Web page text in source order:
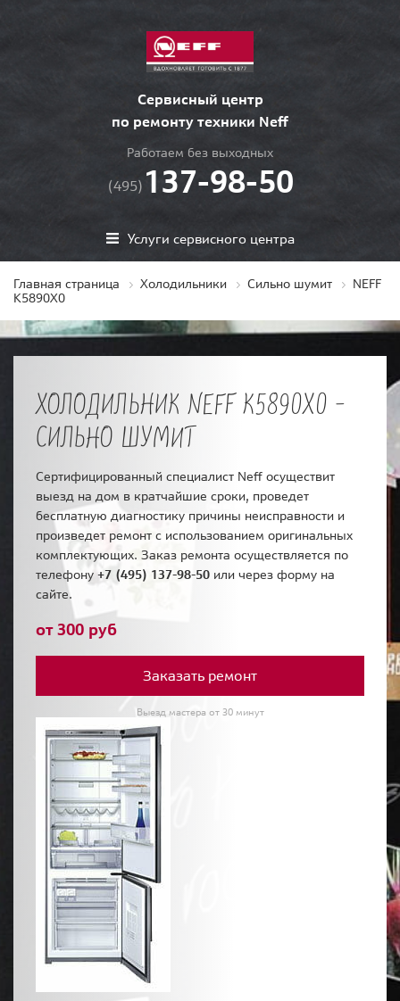
Сервисный центр
по ремонту техники Neff
Работаем без выходных
(495) 137-98-50
Услуги сервисного центра
Главная страница Холодильники Сильно шумит
NEFF
K5890X0
ХОЛОДИЛЬНИК NEFF K5890X0 -
СИЛЬНО ШУМИТ
Сертифицированный специалист Neff осуществит
выезд на дом в кратчайшие сроки, проведет
бесплатную диагностику причины неисправности и
произведет ремонт с использованием оригинальных
комплектующих. Заказ ремонта осуществляется по
телефону +7 (495) 137-98-50 или через форму на
сайте.
от 300 руб
Заказать ремонт
Выезд мастера от 30 минут